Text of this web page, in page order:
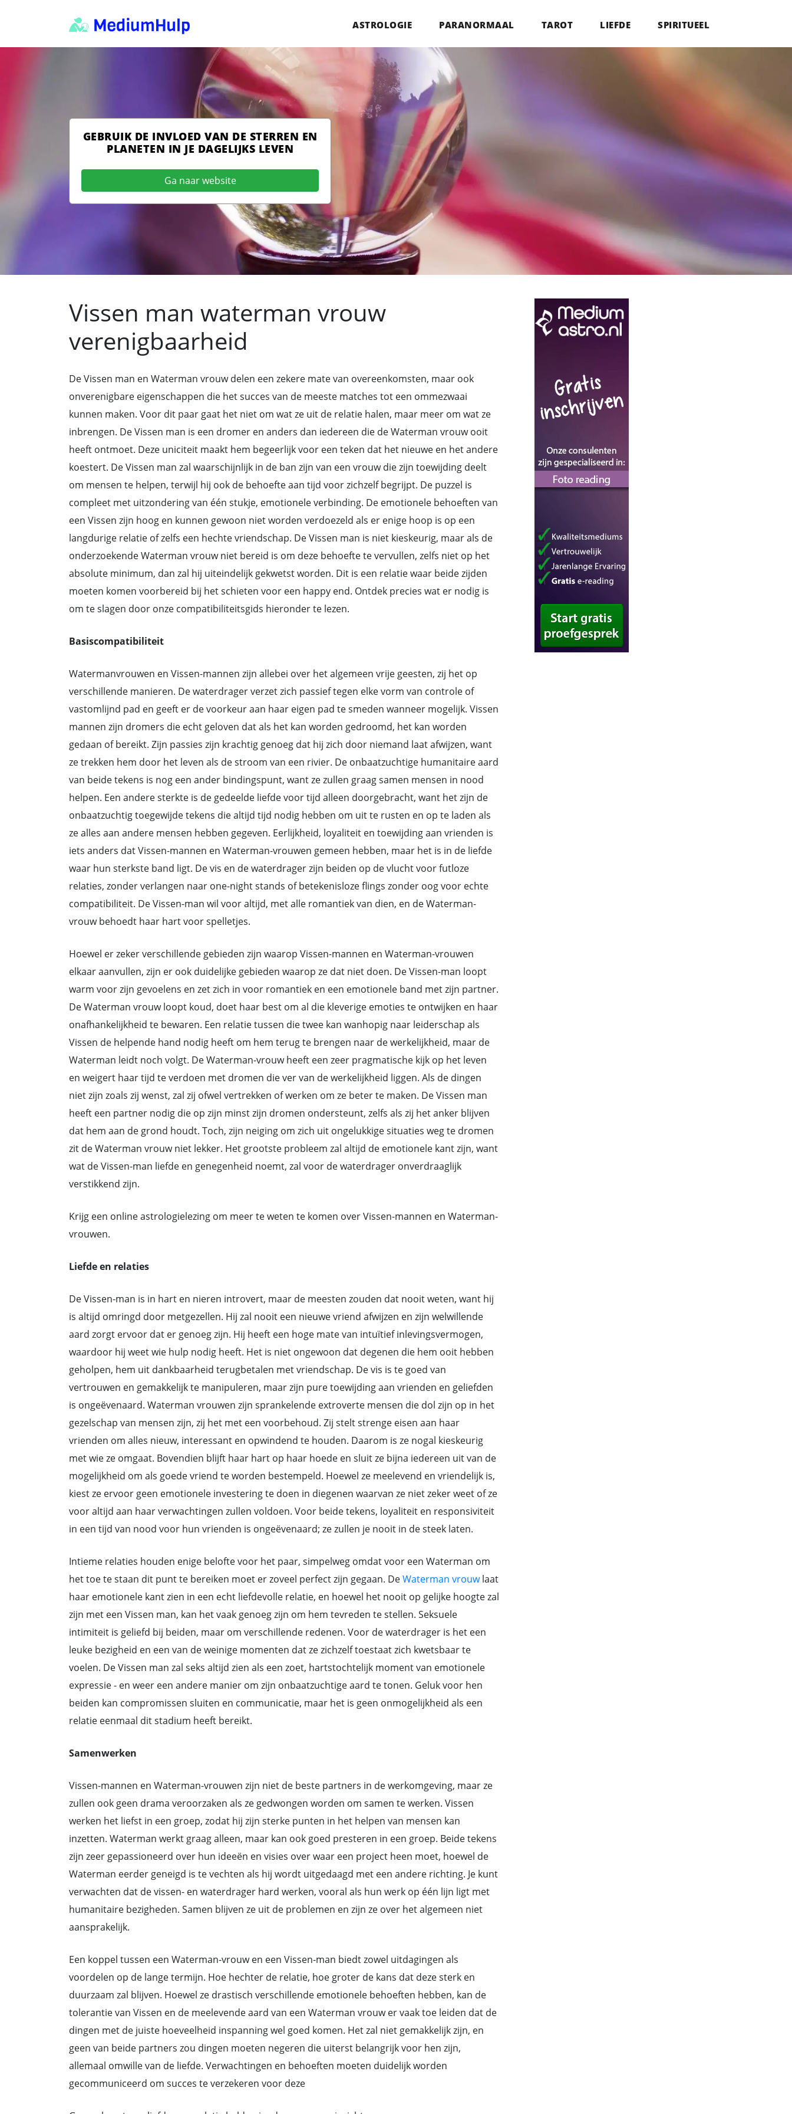
ASTROLOGIE PARANORMAAL TAROT LIEFDE SPIRITUEEL
GEBRUIK DE INVLOED VAN DE STERREN EN
PLANETEN IN JE DAGELIJKS LEVEN
Ga naar website
Vissen man waterman vrouw
verenigbaarheid
De Vissen man en Waterman vrouw delen een zekere mate van overeenkomsten, maar ook
onverenigbare eigenschappen die het succes van de meeste matches tot een ommezwaai
kunnen maken. Voor dit paar gaat het niet om wat ze uit de relatie halen, maar meer om wat ze
inbrengen. De Vissen man is een dromer en anders dan iedereen die de Waterman vrouw ooit
heeft ontmoet. Deze uniciteit maakt hem begeerlijk voor een teken dat het nieuwe en het andere
koestert. De Vissen man zal waarschijnlijk in de ban zijn van een vrouw die zijn toewijding deelt
om mensen te helpen, terwijl hij ook de behoefte aan tijd voor zichzelf begrijpt. De puzzel is
compleet met uitzondering van één stukje, emotionele verbinding. De emotionele behoeften van
een Vissen zijn hoog en kunnen gewoon niet worden verdoezeld als er enige hoop is op een
langdurige relatie of zelfs een hechte vriendschap. De Vissen man is niet kieskeurig, maar als de
onderzoekende Waterman vrouw niet bereid is om deze behoefte te vervullen, zelfs niet op het
absolute minimum, dan zal hij uiteindelijk gekwetst worden. Dit is een relatie waar beide zijden
moeten komen voorbereid bij het schieten voor een happy end. Ontdek precies wat er nodig is
om te slagen door onze compatibiliteitsgids hieronder te lezen.
Basiscompatibiliteit
Watermanvrouwen en Vissen-mannen zijn allebei over het algemeen vrije geesten, zij het op
verschillende manieren. De waterdrager verzet zich passief tegen elke vorm van controle of
vastomlijnd pad en geeft er de voorkeur aan haar eigen pad te smeden wanneer mogelijk. Vissen
mannen zijn dromers die echt geloven dat als het kan worden gedroomd, het kan worden
gedaan of bereikt. Zijn passies zijn krachtig genoeg dat hij zich door niemand laat afwijzen, want
ze trekken hem door het leven als de stroom van een rivier. De onbaatzuchtige humanitaire aard
van beide tekens is nog een ander bindingspunt, want ze zullen graag samen mensen in nood
helpen. Een andere sterkte is de gedeelde liefde voor tijd alleen doorgebracht, want het zijn de
onbaatzuchtig toegewijde tekens die altijd tijd nodig hebben om uit te rusten en op te laden als
ze alles aan andere mensen hebben gegeven. Eerlijkheid, loyaliteit en toewijding aan vrienden is
iets anders dat Vissen-mannen en Waterman-vrouwen gemeen hebben, maar het is in de liefde
waar hun sterkste band ligt. De vis en de waterdrager zijn beiden op de vlucht voor futloze
relaties, zonder verlangen naar one-night stands of betekenisloze flings zonder oog voor echte
compatibiliteit. De Vissen-man wil voor altijd, met alle romantiek van dien, en de Waterman-
vrouw behoedt haar hart voor spelletjes.
Hoewel er zeker verschillende gebieden zijn waarop Vissen-mannen en Waterman-vrouwen
elkaar aanvullen, zijn er ook duidelijke gebieden waarop ze dat niet doen. De Vissen-man loopt
warm voor zijn gevoelens en zet zich in voor romantiek en een emotionele band met zijn partner.
De Waterman vrouw loopt koud, doet haar best om al die kleverige emoties te ontwijken en haar
onafhankelijkheid te bewaren. Een relatie tussen die twee kan wanhopig naar leiderschap als
Vissen de helpende hand nodig heeft om hem terug te brengen naar de werkelijkheid, maar de
Waterman leidt noch volgt. De Waterman-vrouw heeft een zeer pragmatische kijk op het leven
en weigert haar tijd te verdoen met dromen die ver van de werkelijkheid liggen. Als de dingen
niet zijn zoals zij wenst, zal zij ofwel vertrekken of werken om ze beter te maken. De Vissen man
heeft een partner nodig die op zijn minst zijn dromen ondersteunt, zelfs als zij het anker blijven
dat hem aan de grond houdt. Toch, zijn neiging om zich uit ongelukkige situaties weg te dromen
zit de Waterman vrouw niet lekker. Het grootste probleem zal altijd de emotionele kant zijn, want
wat de Vissen-man liefde en genegenheid noemt, zal voor de waterdrager onverdraaglijk
verstikkend zijn.
Krijg een online astrologielezing om meer te weten te komen over Vissen-mannen en Waterman-
vrouwen.
Liefde en relaties
De Vissen-man is in hart en nieren introvert, maar de meesten zouden dat nooit weten, want hij
is altijd omringd door metgezellen. Hij zal nooit een nieuwe vriend afwijzen en zijn welwillende
aard zorgt ervoor dat er genoeg zijn. Hij heeft een hoge mate van intuïtief inlevingsvermogen,
waardoor hij weet wie hulp nodig heeft. Het is niet ongewoon dat degenen die hem ooit hebben
geholpen, hem uit dankbaarheid terugbetalen met vriendschap. De vis is te goed van
vertrouwen en gemakkelijk te manipuleren, maar zijn pure toewijding aan vrienden en geliefden
is ongeëvenaard. Waterman vrouwen zijn sprankelende extroverte mensen die dol zijn op in het
gezelschap van mensen zijn, zij het met een voorbehoud. Zij stelt strenge eisen aan haar
vrienden om alles nieuw, interessant en opwindend te houden. Daarom is ze nogal kieskeurig
met wie ze omgaat. Bovendien blijft haar hart op haar hoede en sluit ze bijna iedereen uit van de
mogelijkheid om als goede vriend te worden bestempeld. Hoewel ze meelevend en vriendelijk is,
kiest ze ervoor geen emotionele investering te doen in diegenen waarvan ze niet zeker weet of ze
voor altijd aan haar verwachtingen zullen voldoen. Voor beide tekens, loyaliteit en responsiviteit
in een tijd van nood voor hun vrienden is ongeëvenaard; ze zullen je nooit in de steek laten.
Intieme relaties houden enige belofte voor het paar, simpelweg omdat voor een Waterman om
het toe te staan dit punt te bereiken moet er zoveel perfect zijn gegaan. DeWaterman vrouwlaat
haar emotionele kant zien in een echt liefdevolle relatie, en hoewel het nooit op gelijke hoogte zal
zijn met een Vissen man, kan het vaak genoeg zijn om hem tevreden te stellen. Seksuele
intimiteit is geliefd bij beiden, maar om verschillende redenen. Voor de waterdrager is het een
leuke bezigheid en een van de weinige momenten dat ze zichzelf toestaat zich kwetsbaar te
voelen. De Vissen man zal seks altijd zien als een zoet, hartstochtelijk moment van emotionele
expressie - en weer een andere manier om zijn onbaatzuchtige aard te tonen. Geluk voor hen
beiden kan compromissen sluiten en communicatie, maar het is geen onmogelijkheid als een
relatie eenmaal dit stadium heeft bereikt.
Samenwerken
Vissen-mannen en Waterman-vrouwen zijn niet de beste partners in de werkomgeving, maar ze
zullen ook geen drama veroorzaken als ze gedwongen worden om samen te werken. Vissen
werken het liefst in een groep, zodat hij zijn sterke punten in het helpen van mensen kan
inzetten. Waterman werkt graag alleen, maar kan ook goed presteren in een groep. Beide tekens
zijn zeer gepassioneerd over hun ideeën en visies over waar een project heen moet, hoewel de
Waterman eerder geneigd is te vechten als hij wordt uitgedaagd met een andere richting. Je kunt
verwachten dat de vissen- en waterdrager hard werken, vooral als hun werk op één lijn ligt met
humanitaire bezigheden. Samen blijven ze uit de problemen en zijn ze over het algemeen niet
aansprakelijk.
Een koppel tussen een Waterman-vrouw en een Vissen-man biedt zowel uitdagingen als
voordelen op de lange termijn. Hoe hechter de relatie, hoe groter de kans dat deze sterk en
duurzaam zal blijven. Hoewel ze drastisch verschillende emotionele behoeften hebben, kan de
tolerantie van Vissen en de meelevende aard van een Waterman vrouw er vaak toe leiden dat de
dingen met de juiste hoeveelheid inspanning wel goed komen. Het zal niet gemakkelijk zijn, en
geen van beide partners zou dingen moeten negeren die uiterst belangrijk voor hen zijn,
allemaal omwille van de liefde. Verwachtingen en behoeften moeten duidelijk worden
gecommuniceerd om succes te verzekeren voor deze